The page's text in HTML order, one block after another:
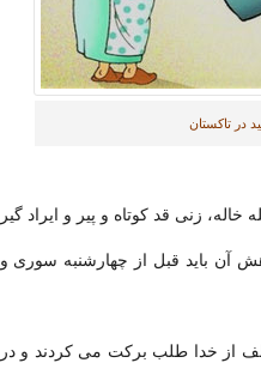
در تاکستان
زنی قد کوتاه و پیر و ایراد گیر
آن باید قبل از چهارشنبه سوری و
از خدا طلب برکت می کردند و در